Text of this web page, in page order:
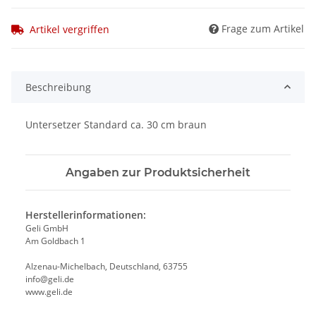
Artikel vergriffen Frage zum Artikel
Beschreibung
Untersetzer Standard ca. 30 cm braun
Angaben zur Produktsicherheit
Herstellerinformationen:
Geli GmbH
Am Goldbach 1
Alzenau-Michelbach, Deutschland, 63755
info@geli.de
www.geli.de